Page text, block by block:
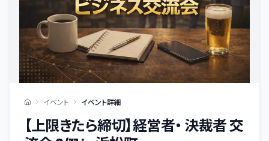
イベント イベント詳細
【上限きたら締切】経営者・ 決裁者 交